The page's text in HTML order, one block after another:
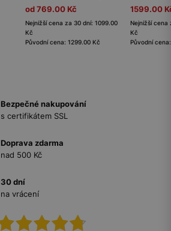
od 769.00 Kč
Nejnižší cena za 30 dní: 1099.00
Kč
Původní cena: 1299.00 Kč
1599.00
Nejnižší cena
Kč
Původní
Bezpečné nakupování
s certifikátem SSL
Doprava zdarma
nad 500 Kč
30 dní
na vrácení